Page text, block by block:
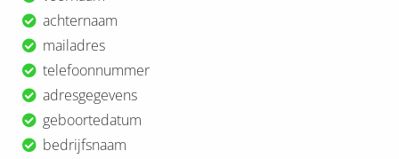
achternaam
mailadres
telefoonnummer
adresgegevens
geboortedatum
bedrijfsnaam